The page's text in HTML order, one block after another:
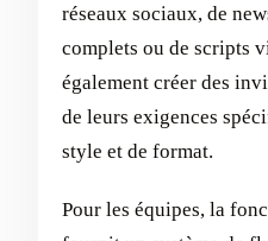
réseaux sociaux, de
complets ou de scripts
également créer des
de leurs exigences
style et de format.
Pour les équipes, la